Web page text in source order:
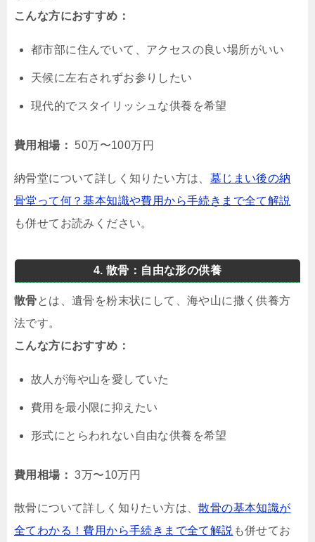
こんな方におすすめ：
都市部に住んでいて、アクセスの良い場所がいい
天候に左右されずお参りしたい
現代的でスタイリッシュな供養を希望
費用相場： 50万〜100万円
納骨堂について詳しく知りたい方は、 墓じまい後の納
骨堂って何？基本知識や費用から手続きまで全て解説
も併せてお読みください。
4. 散骨：自由な形の供養
散骨とは、遺骨を粉末状にして、海や山に撒く供養方
法です。
こんな方におすすめ：
故人が海や山を愛していた
費用を最小限に抑えたい
形式にとらわれない自由な供養を希望
費用相場： 3万〜10万円
散骨について詳しく知りたい方は、散骨の基本知識が
全てわかる！費用から手続きまで全て解説 も併せてお